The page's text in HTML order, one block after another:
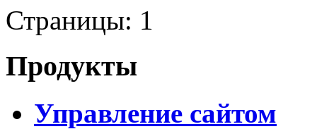
Страницы: 1
Продукты
Управление сайтом